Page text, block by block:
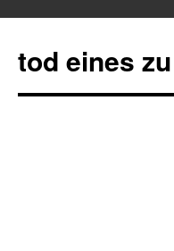
tod eines